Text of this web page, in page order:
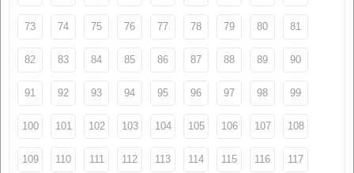
73 74 75 76 77 78 79 80 81
82 83 84 85 86 87 88 89 90
91 92 93 94 95 96 97 98 99
100 101 102 103 104 105 106 107 108
109 110 111 112 113 114 115 116 117